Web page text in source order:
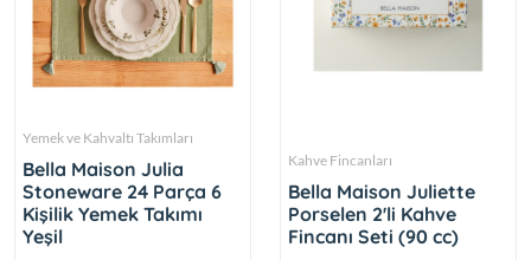
Yemek ve Kahvaltı Takımları
Bella Maison Julia
Stoneware 24 Parça 6
Kişilik Yemek Takımı
Yeşil
Kahve Fincanları
Bella Maison Juliette
Porselen 2'li Kahve
Fincanı Seti (90 cc)